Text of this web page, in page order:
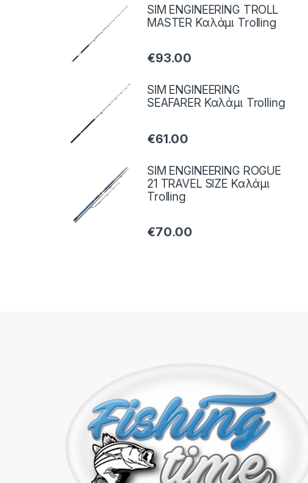
SIM ENGINEERING TROLL
MASTER Καλάμι Trolling
€93.00
SIM ENGINEERING
SEAFARER Καλάμι Trolling
€61.00
SIM ENGINEERING ROGUE
21 TRAVEL SIZE Καλάμι
Trolling
€70.00